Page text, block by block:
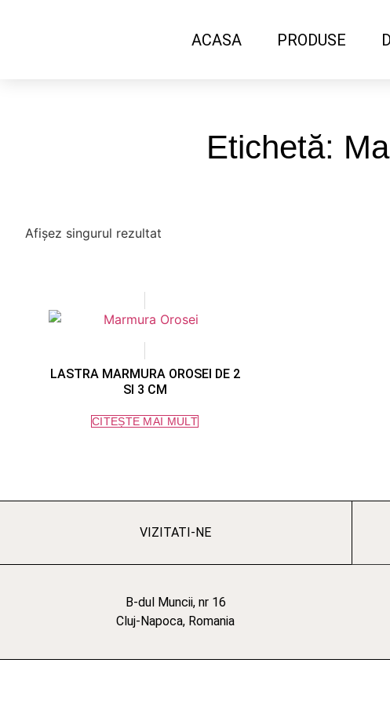
ACASA PRODUSE
Etichetă:
Afișez singurul rezultat
LASTRA MARMURA OROSEI DE 2
SI 3 CM
CITEȘTE MAI MULT
VIZITATI-NE
B-dul Muncii, nr 16
Cluj-Napoca, Romania